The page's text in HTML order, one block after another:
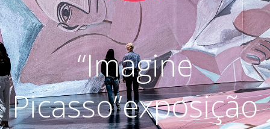
ACESSO CULTURAL
Arte, Cultura Pop e Entretenimento
“Imagine
Picasso”exposição